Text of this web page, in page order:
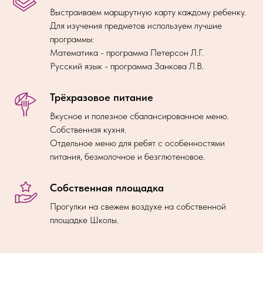
Выстраиваем маршрутную карту каждому ребенку.
Для изучения предметов используем лучшие
программы:
Математика - программа Петерсон Л.Г.
Русский язык - программа Занкова Л.В.
Трёхразовое питание
Вкусное и полезное сбалансированное меню.
Собственная кухня.
Отдельное меню для ребят с особенностями
питания, безмолочное и безглютеновое.
Собственная площадка
Прогулки на свежем воздухе на собственной
площадке Школы.